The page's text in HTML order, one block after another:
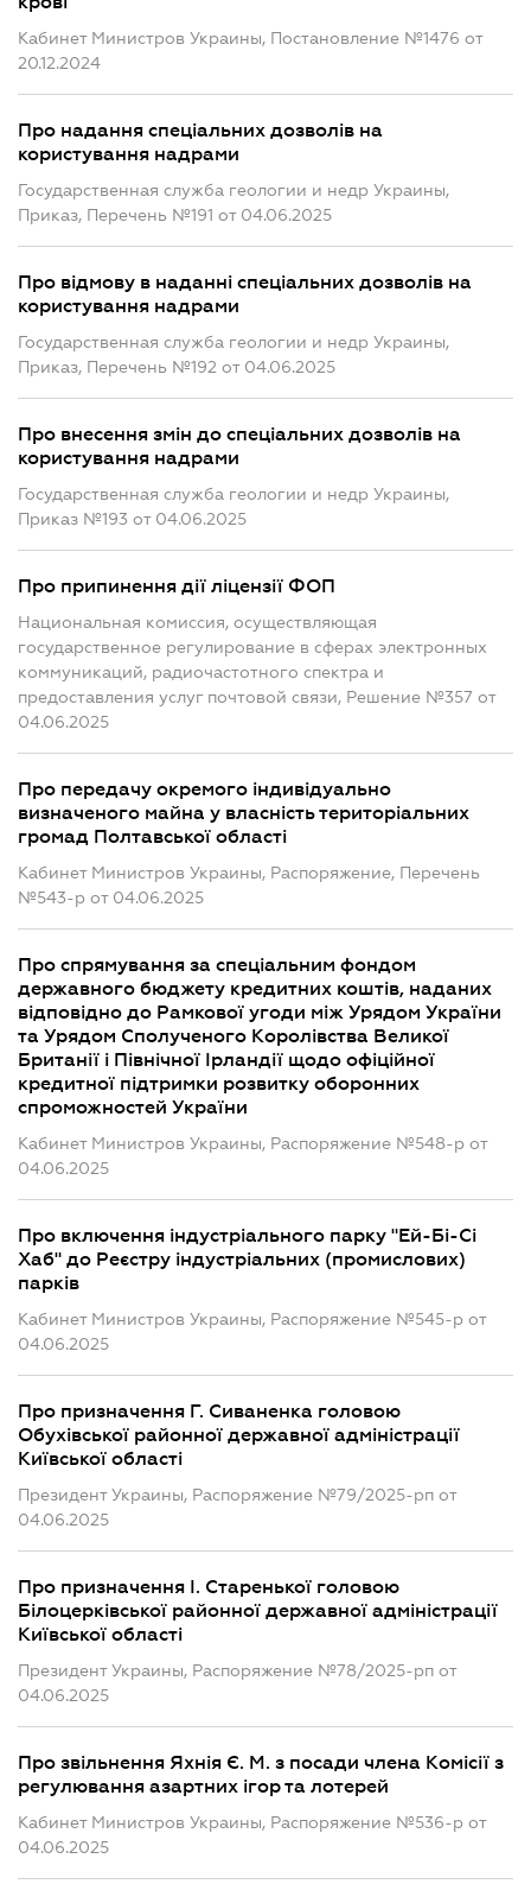
Кабинет Министров Украины, Постановление №1476 от
20.12.2024
Про надання спеціальних дозволів на
користування надрами
Государственная служба геологии и недр Украины,
Приказ, Перечень №191 от 04.06.2025
Про відмову в наданні спеціальних дозволів на
користування надрами
Государственная служба геологии и недр Украины,
Приказ, Перечень №192 от 04.06.2025
Про внесення змін до спеціальних дозволів на
користування надрами
Государственная служба геологии и недр Украины,
Приказ №193 от 04.06.2025
Про припинення дії ліцензії ФОП
Национальная комиссия, осуществляющая
государственное регулирование в сферах электронных
коммуникаций, радиочастотного спектра и
предоставления услуг почтовой связи, Решение №357 от
04.06.2025
Про передачу окремого індивідуально
визначеного майна у власність територіальних
громад Полтавської області
Кабинет Министров Украины, Распоряжение, Перечень
№543-р от 04.06.2025
Про спрямування за спеціальним фондом
державного бюджету кредитних коштів, наданих
відповідно до Рамкової угоди між Урядом України
та Урядом Сполученого Королівства Великої
Британії і Північної Ірландії щодо офіційної
кредитної підтримки розвитку оборонних
спроможностей України
Кабинет Министров Украины, Распоряжение №548-р от
04.06.2025
Про включення індустріального парку "Ей-Бі-Сі
Хаб" до Реєстру індустріальних (промислових)
парків
Кабинет Министров Украины, Распоряжение №545-р от
04.06.2025
Про призначення Г. Сиваненка головою
Обухівської районної державної адміністрації
Київської області
Президент Украины, Распоряжение №79/2025-рп от
04.06.2025
Про призначення І. Старенької головою
Білоцерківської районної державної адміністрації
Київської області
Президент Украины, Распоряжение №78/2025-рп от
04.06.2025
Про звільнення Яхнія Є. М. з посади члена Комісії з
регулювання азартних ігор та лотерей
Кабинет Министров Украины, Распоряжение №536-р от
04.06.2025